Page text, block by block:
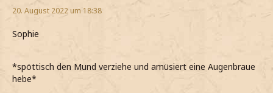
20. August 2022 um 18:38
Sophie
*spöttisch den Mund verziehe und amüsiert eine Augenbraue
hebe*